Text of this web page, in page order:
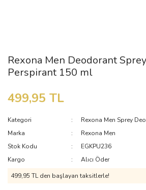
Rexona Men Deodorant
Perspirant 150 ml
499,95 TL
Kategori
Rexona Men Sprey
Marka
Rexona Men
Stok Kodu
EGKPU236
Kargo
Alıcı Öder
499,95 TL den başlayan taksitlerle!